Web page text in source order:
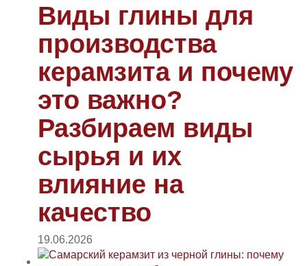
Виды глины для
производства
керамзита и почему
это важно?
Разбираем виды
сырья и их
влияние на
качество
19.06.2026